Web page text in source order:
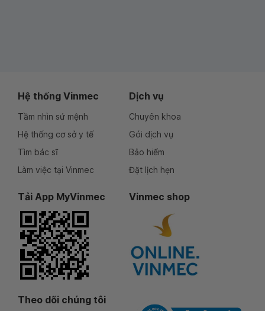
Hệ thống Vinmec
Tầm nhìn sứ mệnh
Hệ thống cơ sở y tế
Tìm bác sĩ
Làm việc tại Vinmec
Dịch vụ
Chuyên khoa
Gói dịch vụ
Bảo hiểm
Đặt lịch hẹn
Tải App MyVinmec Vinmec shop
Theo dõi chúng tôi